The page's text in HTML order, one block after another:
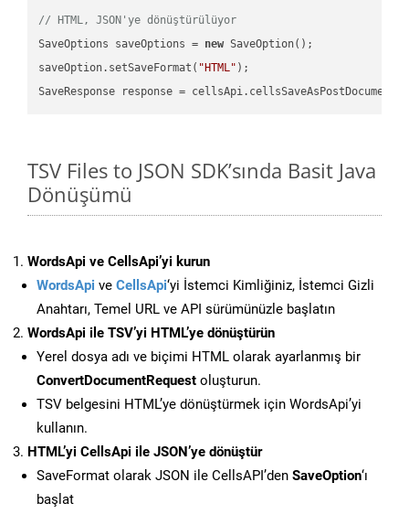
// HTML, JSON'ye dönüştürülüyor
SaveOptions saveOptions = new SaveOption();
saveOption.setSaveFormat( "HTML" );
SaveResponse response =
TSV Files to JSON SDK’sında Basit Java
Dönüşümü
WordsApi ve CellsApi’yi kurun
WordsApi ve CellsApi‘yi İstemci Kimliğiniz, İstemci Gizli
Anahtarı, Temel URL ve API sürümünüzle başlatın
WordsApi ile TSV’yi HTML’ye dönüştürün
Yerel dosya adı ve biçimi HTML olarak ayarlanmış bir
ConvertDocumentRequest oluşturun.
TSV belgesini HTML’ye dönüştürmek için WordsApi’yi
kullanın.
HTML’yi CellsApi ile JSON’ye dönüştür
SaveFormat olarak JSON ile CellsAPI’den SaveOption‘ı
başlat